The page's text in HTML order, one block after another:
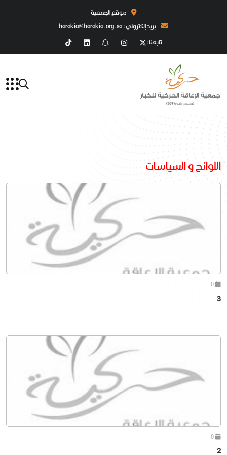
موقع الجمعية
بريد إلكتروني : harakia@harakia.org.sa
تابعنا :
اللوائح و السياسات
3
2